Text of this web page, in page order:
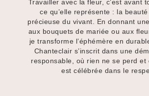
Travailler avec la fleur, c’est avant
ce qu’elle représente : la
précieuse du vivant. En donnant
aux bouquets de mariée ou aux
je transforme l’éphémère en
Chanteclair s’inscrit dans une
responsable, où rien ne se perd et
est célébrée dans le